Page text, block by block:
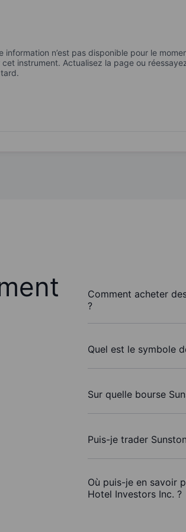
information n’est pas disponible pour le
cet instrument. Actualisez la page ou
Comment acheter
?
Quel est le symbole
Sur quelle bourse
Puis-je trader
Où puis-je en savoir
Hotel Investors Inc. ?